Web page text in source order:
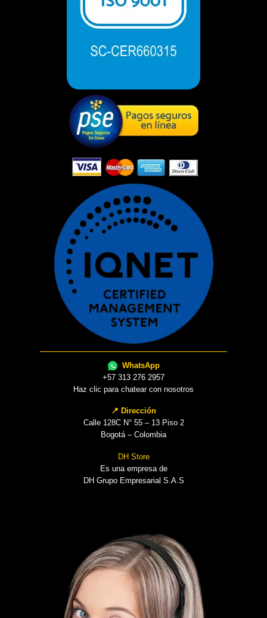
WhatsApp
+57 313 276 2957
Haz clic para chatear con nosotros
📍 Dirección
Calle 128C N° 55 – 13 Piso 2
Bogotá – Colombia
DH Store
Es una empresa de
DH Grupo Empresarial S.A.S